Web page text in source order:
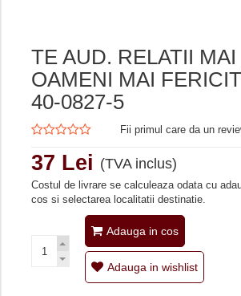
TE AUD. RELATII
OAMENI MAI
40-0827-5
Fii primul care da un
37 Lei (TVA inclus)
Costul de livrare se calculeaza odata cu
cos si selectarea localitatii destinatie.
Adauga in cos
Adauga in wishlist